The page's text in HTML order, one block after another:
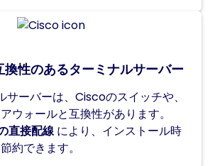
性のあるターミナルサーバー
ーバーは、Ciscoのスイッチや、
ウォールと互換性があります。
直接配線 により、インストール時
約できます。